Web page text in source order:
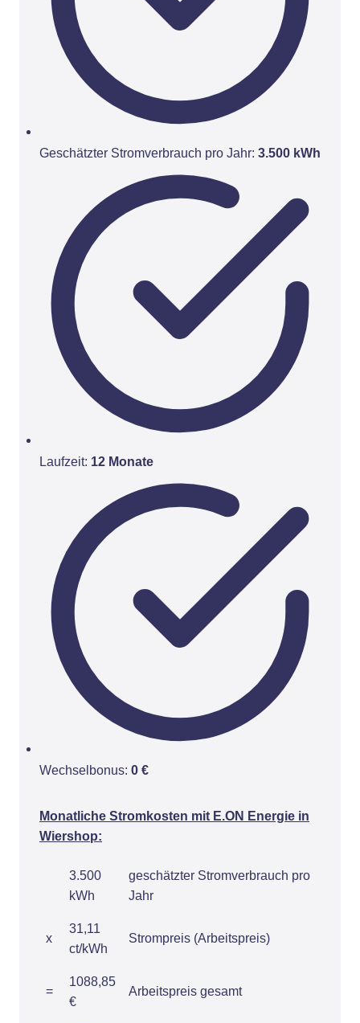
Geschätzter Stromverbrauch pro Jahr: 3.500 kWh
Laufzeit: 12 Monate
Wechselbonus: 0 €
Monatliche Stromkosten mit E.ON Energie in
Wiershop:
3.500
kWh
geschätzter Stromverbrauch pro
Jahr
x
31,11
ct/kWh
Strompreis (Arbeitspreis)
=
1088,85
€
Arbeitspreis gesamt